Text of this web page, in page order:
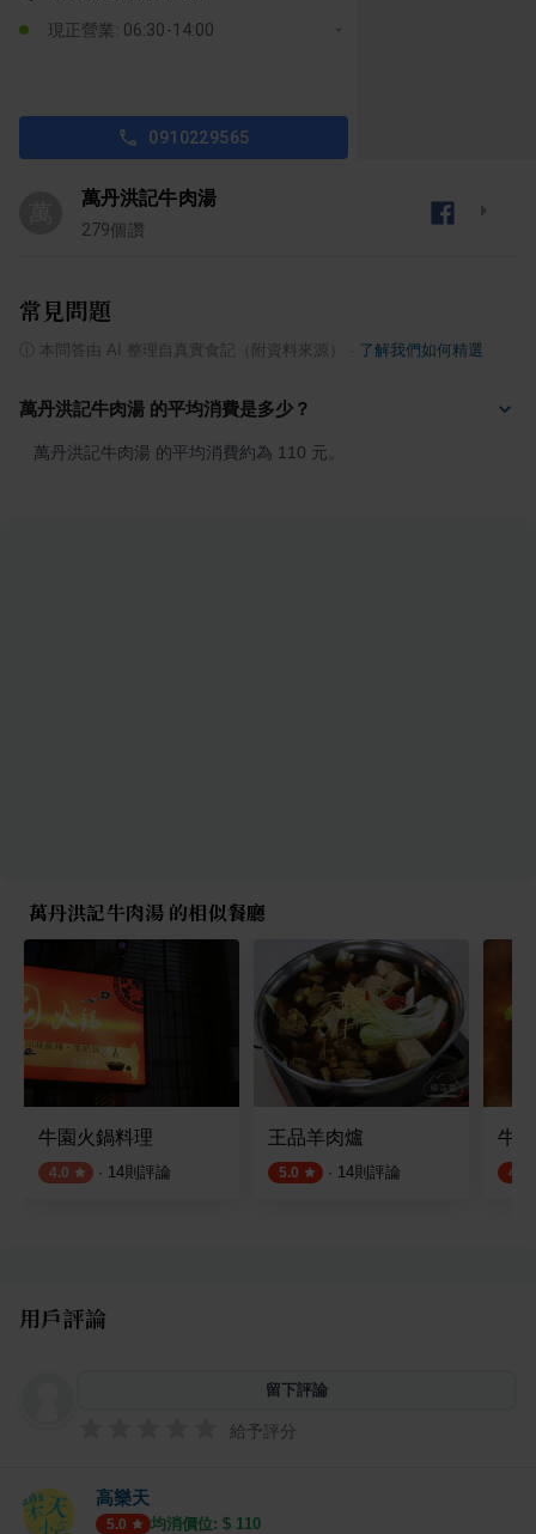
現正營業: 06:30-14:00
0910229565
萬丹洪記牛肉湯
279個讚
常見問題
本問答由 AI 整理自真實食記（附資料來源） 了解我們如何精選
萬丹洪記牛肉湯 的平均消費是多少？
萬丹洪記牛肉湯 的平均消費約為 110 元。
萬丹洪記牛肉湯 的相似餐廳
牛園火鍋料理
4.0 · 14則評論
王品羊肉爐
5.0 · 14則評論
牛
4.7
用戶評論
留下評論
給予評分
高樂天
5.0 均消價位: $ 110